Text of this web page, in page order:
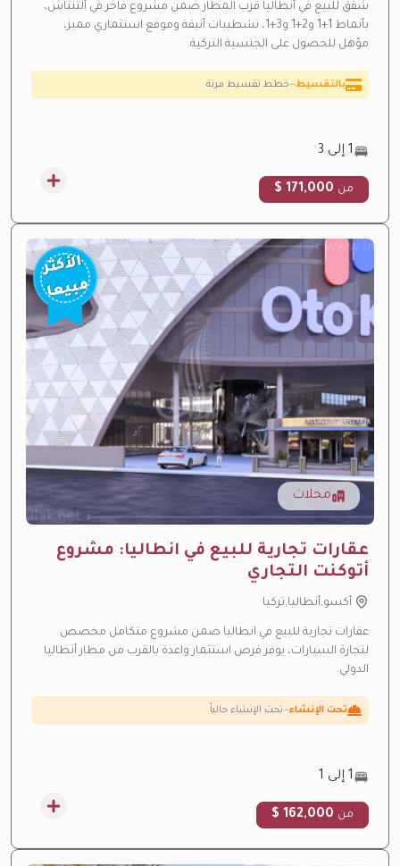
شقق للبيع في أنطاليا قرب المطار ضمن مشروع فاخر في ألتنتاش،
بأنماط 1+1 و2+1 و3+1، تشطيبات أنيقة وموقع استثماري مميز،
مؤهل للحصول على الجنسية التركية.
ارتفاع متوقع بالقيمة—منطقة نمو سريع
تحت الإنشاء
1 إلى 3
من 171,000 $
الأكثر
مبيعا
محلات
عقارات تجارية للبيع في انطاليا: مشروع
أتوكنت التجاري
أكسو,أنطاليا,تركيا
عقارات تجارية للبيع في انطاليا ضمن مشروع متكامل مخصص
لتجارة السيارات، يوفر فرص استثمار واعدة بالقرب من مطار أنطاليا
الدولي.
ارتفاع متوقع بالقيمة—منطقة نمو سريع
تحت الإنشاء—تحت الإنشاء حالياً
1 إلى 1
من 162,000 $